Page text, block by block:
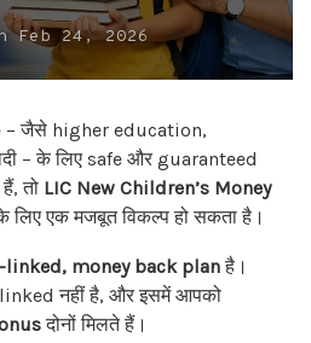
Feb 24, 2026
जैसे higher education,
– के लिए safe और guaranteed
तो LIC New Children’s Money
लिए एक मजबूत विकल्प हो सकता है।
money back planहै।
नहीं है, और इसमें आपको
दोनों मिलते हैं।